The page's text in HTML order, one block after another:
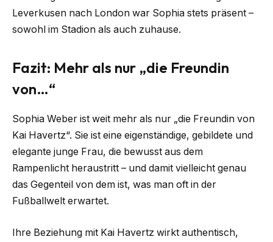
Leverkusen nach London war Sophia stets präsent –
sowohl im Stadion als auch zuhause.
Fazit: Mehr als nur „die Freundin
von…“
Sophia Weber ist weit mehr als nur „die Freundin von
Kai Havertz“. Sie ist eine eigenständige, gebildete und
elegante junge Frau, die bewusst aus dem
Rampenlicht heraustritt – und damit vielleicht genau
das Gegenteil von dem ist, was man oft in der
Fußballwelt erwartet.
Ihre Beziehung mit Kai Havertz wirkt authentisch,